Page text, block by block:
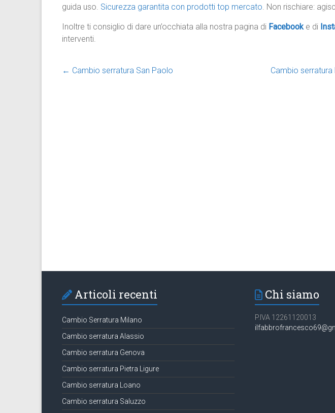
guida uso. Sicurezza garantita con prodotti top mercato. Non rischiare:
Inoltre ti consiglio di dare un’occhiata alla nostra pagina di Facebook e di
interventi.
← Cambio serratura San Paolo Cambio
Articoli recenti
Cambio Serratura Milano
Cambio serratura Alassio
Cambio serratura Genova
Cambio serratura Pietra Ligure
Cambio serratura Loano
Cambio serratura Saluzzo
Chi siamo
P.IVA 12261120013